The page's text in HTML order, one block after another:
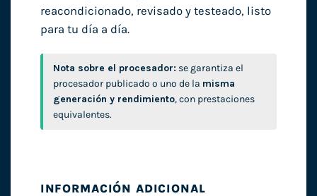
reacondicionado, revisado y testeado, listo
para tu día a día.
Nota sobre el procesador: se garantiza el
procesador publicado o uno de la misma
generación y rendimiento, con prestaciones
equivalentes.
INFORMACIÓN ADICIONAL